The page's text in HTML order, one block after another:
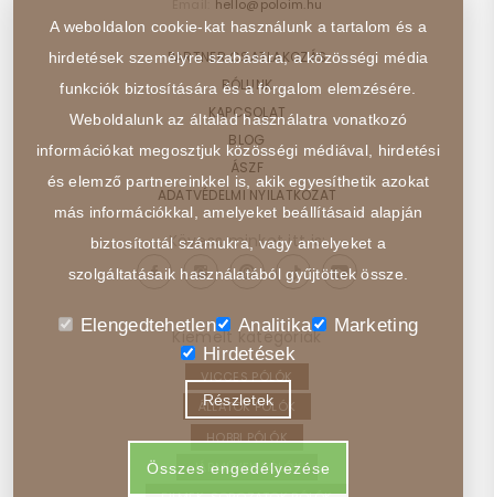
hello@poloim.hu
PARTNER CSATLAKOZÁS
RÓLUNK
KAPCSOLAT
BLOG
ÁSZF
ADATVÉDELMI NYILATKOZAT
Kövess minket itt is:
Kiemelt kategóriák
VICCES PÓLÓK
ÁLLATOK PÓLÓK
HOBBI PÓLÓK
JÁRMŰVEK PÓLÓK
A weboldalon cookie-kat használunk a tartalom és a
hirdetések személyre szabására, a közösségi média
funkciók biztosítására és a forgalom elemzésére.
Weboldalunk az általad használatra vonatkozó
információkat megosztjuk közösségi médiával, hirdetési
és elemző partnereinkkel is, akik egyesíthetik azokat
más információkkal, amelyeket beállításaid alapján
biztosítottál számukra, vagy amelyeket a
szolgáltatásaik használatából gyűjtöttek össze.
Elengedtehetlen Analitika
Marketing
Hirdetések
Részletek
Összes engedélyezése